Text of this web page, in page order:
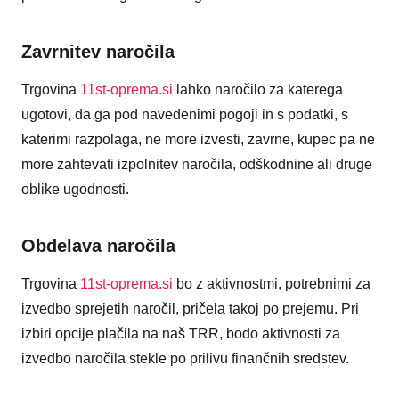
Zavrnitev naročila
Trgovina 11st-oprema.si lahko naročilo za katerega
ugotovi, da ga pod navedenimi pogoji in s podatki, s
katerimi razpolaga, ne more izvesti, zavrne, kupec pa ne
more zahtevati izpolnitev naročila, odškodnine ali druge
oblike ugodnosti.
Obdelava naročila
Trgovina 11st-oprema.si bo z aktivnostmi, potrebnimi za
izvedbo sprejetih naročil, pričela takoj po prejemu. Pri
izbiri opcije plačila na naš TRR, bodo aktivnosti za
izvedbo naročila stekle po prilivu finančnih sredstev.